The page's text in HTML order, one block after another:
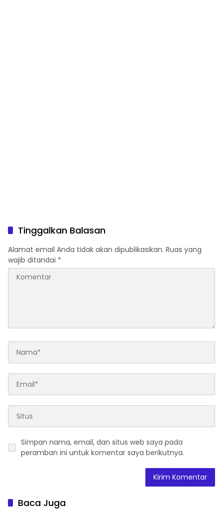
Tinggalkan Balasan
Alamat email Anda tidak akan dipublikasikan. Ruas yang
wajib ditandai *
Simpan nama, email, dan situs web saya pada
peramban ini untuk komentar saya berikutnya.
Baca Juga